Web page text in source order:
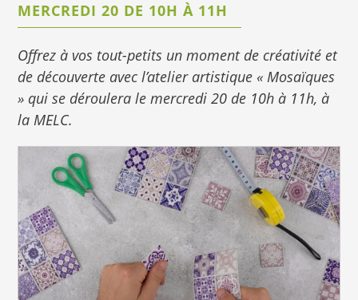
MERCREDI 20 DE 10H À 11H
Offrez à vos tout-petits un moment de créativité et
de découverte avec l’atelier artistique « Mosaïques
» qui se déroulera le mercredi 20 de 10h à 11h, à
la MELC.